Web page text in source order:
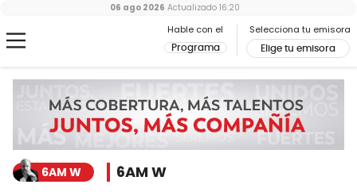
Hable con el
Programa
Selecciona tu emisora
Elige tu emisora
06 ago 2026 Actualizado 16:20
6AM W 6AM W